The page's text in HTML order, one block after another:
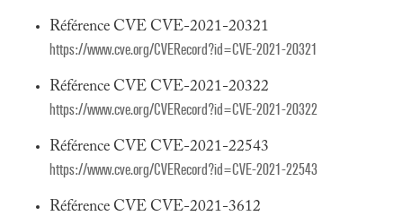
Référence CVE CVE-2021-20321
https://www.cve.org/CVERecord?id=CVE-2021-20321
Référence CVE CVE-2021-20322
https://www.cve.org/CVERecord?id=CVE-2021-20322
Référence CVE CVE-2021-22543
https://www.cve.org/CVERecord?id=CVE-2021-22543
Référence CVE CVE-2021-3612